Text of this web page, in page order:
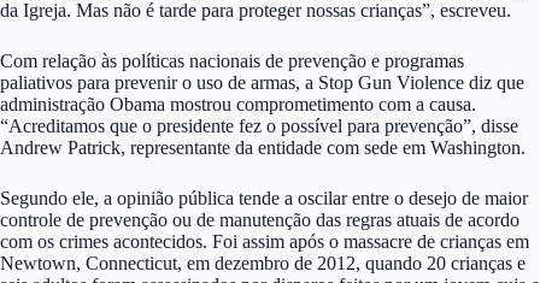
da Igreja. Mas não é tarde para proteger nossas crianças”, escreveu.
Com relação às políticas nacionais de prevenção e programas
paliativos para prevenir o uso de armas, a Stop Gun Violence diz que
administração Obama mostrou comprometimento com a causa.
“Acreditamos que o presidente fez o possível para prevenção”, disse
Andrew Patrick, representante da entidade com sede em Washington.
Segundo ele, a opinião pública tende a oscilar entre o desejo de maior
controle de prevenção ou de manutenção das regras atuais de acordo
com os crimes acontecidos. Foi assim após o massacre de crianças em
Newtown, Connecticut, em dezembro de 2012, quando 20 crianças e